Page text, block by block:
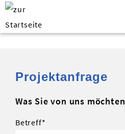
Projektanfrage
Was Sie von uns möchten
Betreff